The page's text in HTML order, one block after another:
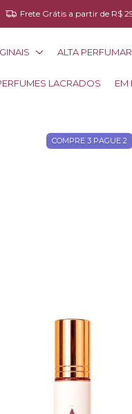
Frete Grátis a partir de R$
ALTA
LACRADOS EM
COMPRE 3 PAGUE 2